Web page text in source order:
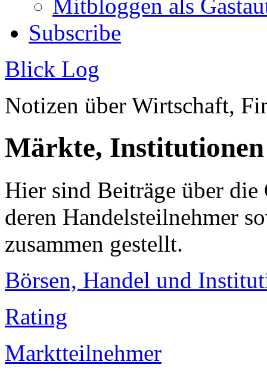
Mitbloggen als
Subscribe
Blick Log
Notizen über Wirtschaft,
Märkte,
Hier sind Beiträge über
deren Handelsteilnehmer
zusammen gestellt.
Börsen, Handel und
Rating
Marktteilnehmer